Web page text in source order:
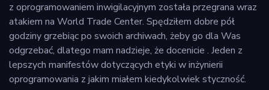
z oprogramowaniem inwigilacyjnym została przegrana wraz
atakiem na World Trade Center. Spędziłem dobre pół
godziny grzebiąc po swoich archiwach, żeby go dla Was
odgrzebać, dlatego mam nadzieje, że docenicie . Jeden z
lepszych manifestów dotyczących etyki w inżynierii
oprogramowania z jakim miałem kiedykolwiek styczność.